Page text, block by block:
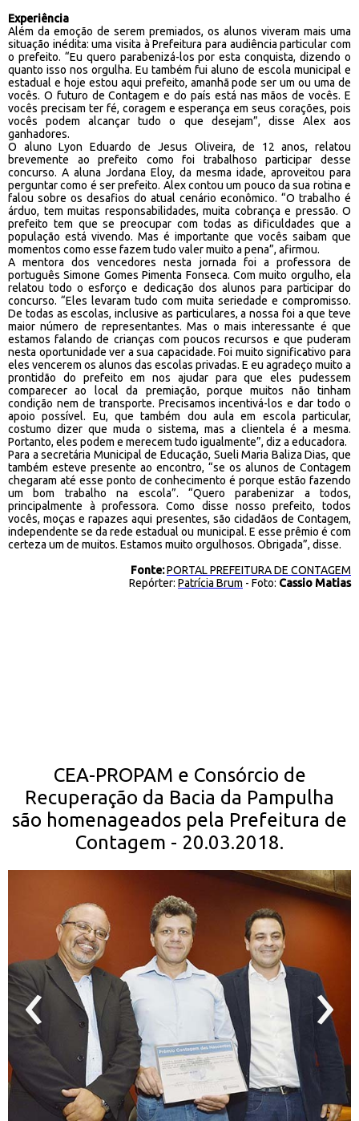
Experiência
Além da emoção de serem premiados, os alunos viveram mais uma
situação inédita: uma visita à Prefeitura para audiência particular com
o prefeito. “Eu quero parabenizá-los por esta conquista, dizendo o
quanto isso nos orgulha. Eu também fui aluno de escola municipal e
estadual e hoje estou aqui prefeito, amanhã pode ser um ou uma de
vocês. O futuro de Contagem e do país está nas mãos de vocês. E
vocês precisam ter fé, coragem e esperança em seus corações, pois
vocês podem alcançar tudo o que desejam”, disse Alex aos
ganhadores.
O aluno Lyon Eduardo de Jesus Oliveira, de 12 anos, relatou
brevemente ao prefeito como foi trabalhoso participar desse
concurso. A aluna Jordana Eloy, da mesma idade, aproveitou para
perguntar como é ser prefeito. Alex contou um pouco da sua rotina e
falou sobre os desafios do atual cenário econômico. “O trabalho é
árduo, tem muitas responsabilidades, muita cobrança e pressão. O
prefeito tem que se preocupar com todas as dificuldades que a
população está vivendo. Mas é importante que vocês saibam que
momentos como esse fazem tudo valer muito a pena”, afirmou.
A mentora dos vencedores nesta jornada foi a professora de
português Simone Gomes Pimenta Fonseca. Com muito orgulho, ela
relatou todo o esforço e dedicação dos alunos para participar do
concurso. “Eles levaram tudo com muita seriedade e compromisso.
De todas as escolas, inclusive as particulares, a nossa foi a que teve
maior número de representantes. Mas o mais interessante é que
estamos falando de crianças com poucos recursos e que puderam
nesta oportunidade ver a sua capacidade. Foi muito significativo para
eles vencerem os alunos das escolas privadas. E eu agradeço muito a
prontidão do prefeito em nos ajudar para que eles pudessem
comparecer ao local da premiação, porque muitos não tinham
condição nem de transporte. Precisamos incentivá-los e dar todo o
apoio possível. Eu, que também dou aula em escola particular,
costumo dizer que muda o sistema, mas a clientela é a mesma.
Portanto, eles podem e merecem tudo igualmente”, diz a educadora.
Para a secretária Municipal de Educação, Sueli Maria Baliza Dias, que
também esteve presente ao encontro, “se os alunos de Contagem
chegaram até esse ponto de conhecimento é porque estão fazendo
um bom trabalho na escola”. “Quero parabenizar a todos,
principalmente à professora. Como disse nosso prefeito, todos
vocês, moças e rapazes aqui presentes, são cidadãos de Contagem,
independente se da rede estadual ou municipal. E esse prêmio é com
certeza um de muitos. Estamos muito orgulhosos. Obrigada”, disse.
Fonte:PORTAL PREFEITURA DE CONTAGEM
Repórter: Patrícia Brum - Foto: Cassio Matias
CEA-PROPAM e Consórcio de
Recuperação da Bacia da Pampulha
são homenageados pela Prefeitura de
Contagem - 20.03.2018.
‹ ›